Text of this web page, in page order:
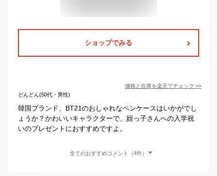
ショップでみる
価格と在庫を楽天でチェック >>
どんどん(50代・男性)
韓国ブランド、BT21のおしゃれなペンケースはいかがでし
ょうか？かわいいキャラクターで、姪っ子さんへの入学祝
いのプレゼントにおすすめですよ。
全てのおすすめコメント（4件）